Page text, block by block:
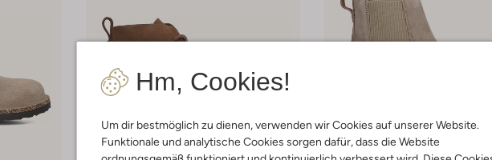
Hm, Cookies!
Um dir bestmöglich zu dienen, verwenden wir Cookies auf unserer Website.
Funktionale und analytische Cookies sorgen dafür, dass die Website